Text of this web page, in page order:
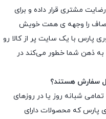
مشتری قرار داده و براى
را وجهه ى همت خویش
پارس با یک سایت پر از کالا رو
به ذهن شما خطور می‌کند در
سفارش هستند؟
شبانه روز یا در روزهای
پارس که محصولات دارای